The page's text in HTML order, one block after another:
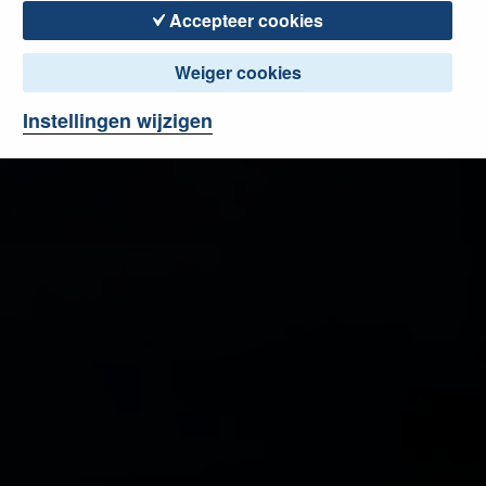
Accepteer cookies
Weiger cookies
Instellingen wijzigen